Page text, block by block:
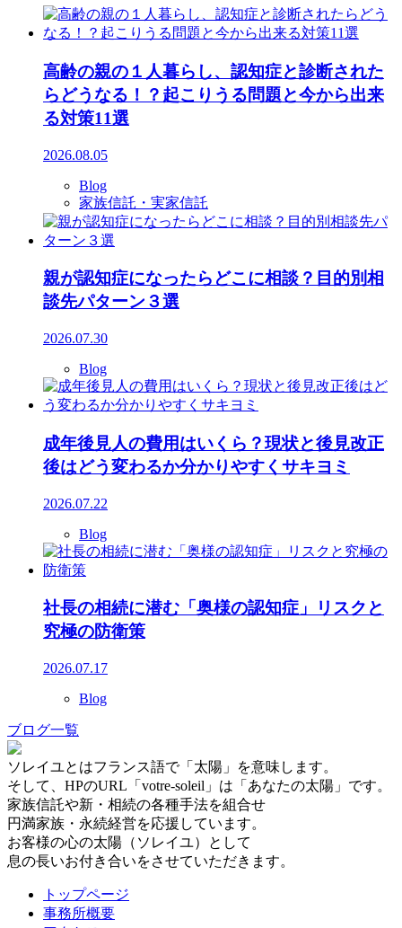
高齢の親の１人暮らし、認知症と診断された
らどうなる！？起こりうる問題と今から出来
る対策11選
2026.08.05
Blog
家族信託・実家信託
親が認知症になったらどこに相談？目的別相
談先パターン３選
2026.07.30
Blog
成年後見人の費用はいくら？現状と後見改正
後はどう変わるか分かりやすくサキヨミ
2026.07.22
Blog
社長の相続に潜む「奥様の認知症」リスクと
究極の防衛策
2026.07.17
Blog
ブログ一覧
ソレイユとはフランス語で「太陽」を意味します。
そして、HPのURL「votre-soleil」は「あなたの太陽」です。
家族信託や新・相続の各種手法を組合せ
円満家族・永続経営を応援しています。
お客様の心の太陽（ソレイユ）として
息の長いお付き合いをさせていただきます。
トップページ
事務所概要